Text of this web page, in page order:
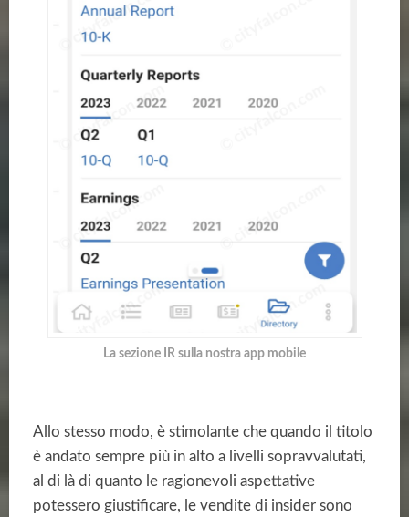
La sezione IR sulla nostra app mobile
Allo stesso modo, è stimolante che quando il titolo
è andato sempre più in alto a livelli sopravvalutati,
al di là di quanto le ragionevoli aspettative
potessero giustificare, le vendite di insider sono